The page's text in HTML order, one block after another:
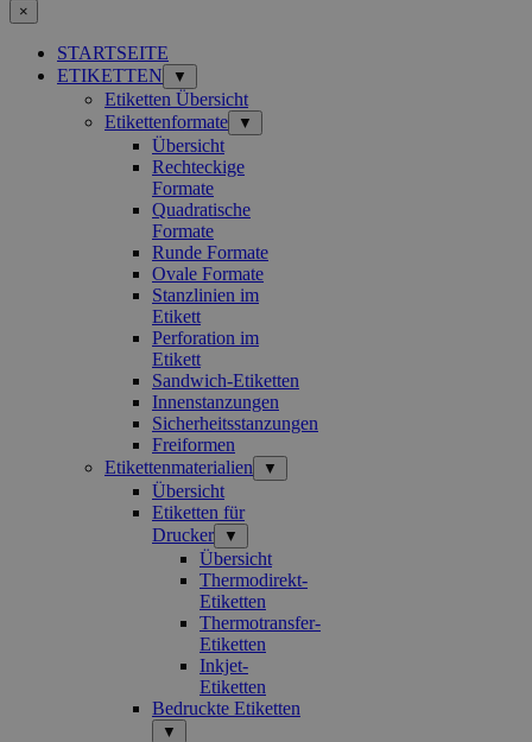
×
STARTSEITE
ETIKETTEN
▼
Etiketten Übersicht
Etikettenformate
▼
Übersicht
Rechteckige
Formate
Quadratische
Formate
Runde Formate
Ovale Formate
Stanzlinien im
Etikett
Perforation im
Etikett
Sandwich-Etiketten
Innenstanzungen
Sicherheitsstanzungen
Freiformen
Etikettenmaterialien
▼
Übersicht
Etiketten für
Drucker
▼
Übersicht
Thermodirekt-
Etiketten
Thermotransfer-
Etiketten
Inkjet-
Etiketten
Bedruckte Etiketten
▼